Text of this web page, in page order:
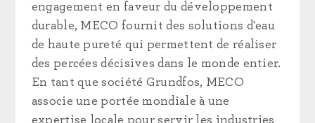
engagement en faveur du développement
durable, MECO fournit des solutions d'eau
de haute pureté qui permettent de réaliser
des percées décisives dans le monde entier.
En tant que société Grundfos, MECO
associe une portée mondiale à une
expertise locale pour servir les industries